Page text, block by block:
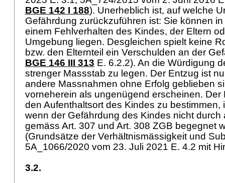
BGE 142 I 188). Unerheblich ist, auf welche
Gefährdung zurückzuführen ist: Sie können
einem Fehlverhalten des Kindes, der Eltern
Umgebung liegen. Desgleichen spielt keine
bzw. den Elternteil ein Verschulden an der
BGE 146 III 313 E. 6.2.2). An die Würdigung
strenger Massstab zu legen. Der Entzug ist
andere Massnahmen ohne Erfolg geblieben
vorneherein als ungenügend erscheinen. Der
den Aufenthaltsort des Kindes zu bestimmen,
wenn der Gefährdung des Kindes nicht
gemäss Art. 307 und Art. 308 ZGB begegnet
(Grundsätze der Verhältnismässigkeit und
5A_1066/2020 vom 23. Juli 2021 E. 4.2 mit
3.2.